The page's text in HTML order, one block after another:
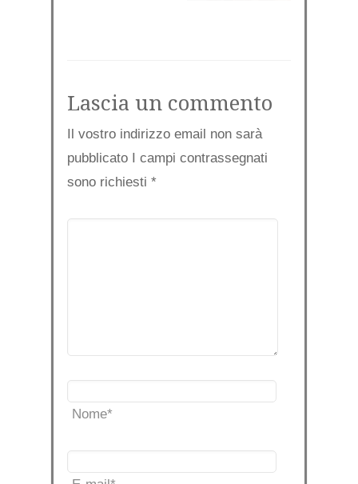
Lascia un commento
Il vostro indirizzo email non sarà
pubblicato I campi contrassegnati
sono richiesti *
Nome*